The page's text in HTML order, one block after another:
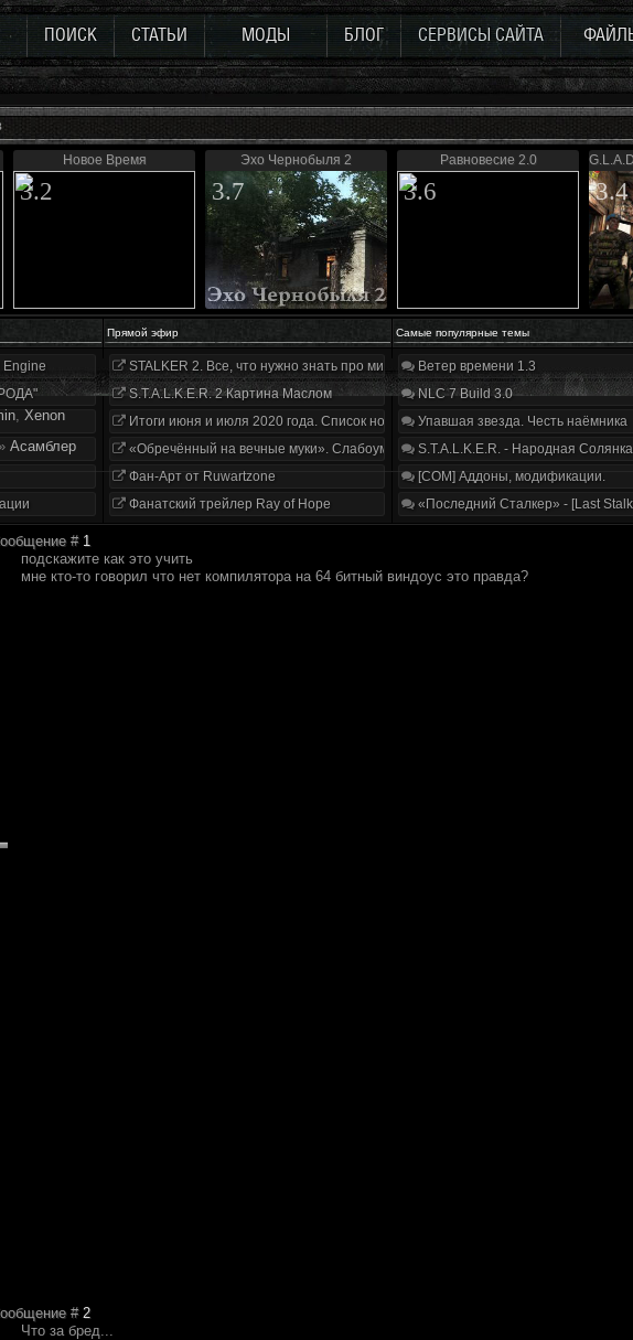
ПОИСК СТАТЬИ МОДЫ БЛОГ СЕРВИСЫ САЙТА
Новое Время
3.2
Эхо Чернобыля 2
3.7
Равновесие 2.0
3.6 3.4
Прямой эфир Самые популярные темы
STALKER 2. Все, что нужно знать про мир, геймплей и сюжет | Разбор трейлера
S.T.A.L.K.E.R. 2 Картина Маслом
Итоги июня и июля 2020 года. Список нововведений
«Обречённый на вечные муки». Слабоумие и отвага
Фан-Арт от Ruwartzone
Фанатский трейлер Ray of Hope
Ветер времени 1.3
NLC 7 Build 3.0
Упавшая звезда. Честь наёмника
S.T.A.L.K.E.R. - Народная
[COM] Аддоны, модификации.
«Последний Сталкер» - [Last
, Xenon
» Асамблер
# 1
подскажите как это учить
мне кто-то говорил что нет компилятора на 64 битный виндоус это правда?
# 2
Что за бред...